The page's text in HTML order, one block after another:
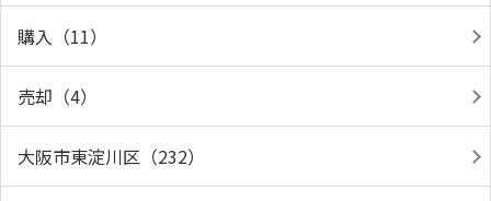
購入（11）
売却（4）
大阪市東淀川区（232）